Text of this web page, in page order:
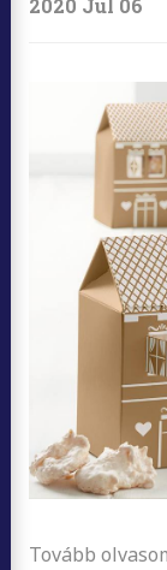
2020 Jul 06
Tovább